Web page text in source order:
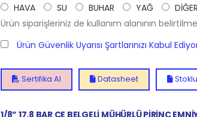
HAVA SU BUHAR YAĞ
DİĞER
Ürün siparişleriniz de kullanım alanının
Ürün Güvenlik Uyarısı Şartlarınızı Kabul
Sertifika Al Datasheet
1/8” 17.8 BAR CE BELGELİ MÜHÜRLÜ PİRİNÇ